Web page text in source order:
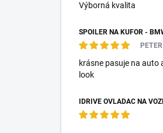
Výborná kvalita
PETER
krásne pasuje na auto
look
IDRIVE OVLÁDAČ NA